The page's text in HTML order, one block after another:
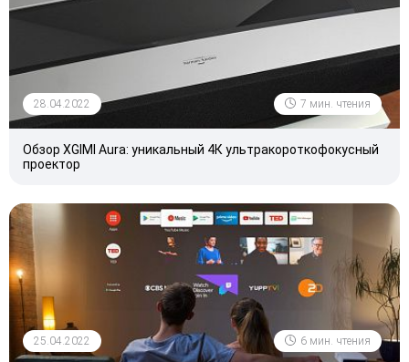
28.04.2022 7 мин. чтения
Обзор XGIMI Aura: уникальный 4К ультракороткофокусный
проектор
25.04.2022 6 мин. чтения